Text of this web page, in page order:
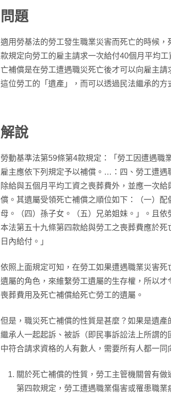
問題
適用勞基法的勞工發生職業災害而死亡的時候
款規定向勞工的雇主請求一次給付40個月平均
亡補償是在勞工遭遇職災死亡後才可以向雇主
這位勞工的「遺產」，而可以透過民法繼承的方
解說
勞動基準法第59條第4款規定：「勞工因遭遇職
雇主應依下列規定予以補償。…：四、勞工遭遇
除給與五個月平均工資之喪葬費外，並應一次
償。其遺屬受領死亡補償之順位如下：（一）
母。（四）孫子女。（五）兄弟姐妹。」。且
本法第五十九條第四款給與勞工之喪葬費應於
日內給付。」
依照上面規定可知，在勞工如果遭遇職業災害
遺屬的角色，來維繫勞工遺屬的生存權，所以
喪葬費用及死亡補償給死亡勞工的遺屬。
但是，職災死亡補償的性質是甚麼？如果是遺
繼承人一起起訴、被訴（即民事訴訟法上所謂
中符合請求資格的人有數人，需要所有人都一同
關於死亡補償的性質，勞工主管機關曾有
第四款規定，勞工遭遇職業傷害或罹患職